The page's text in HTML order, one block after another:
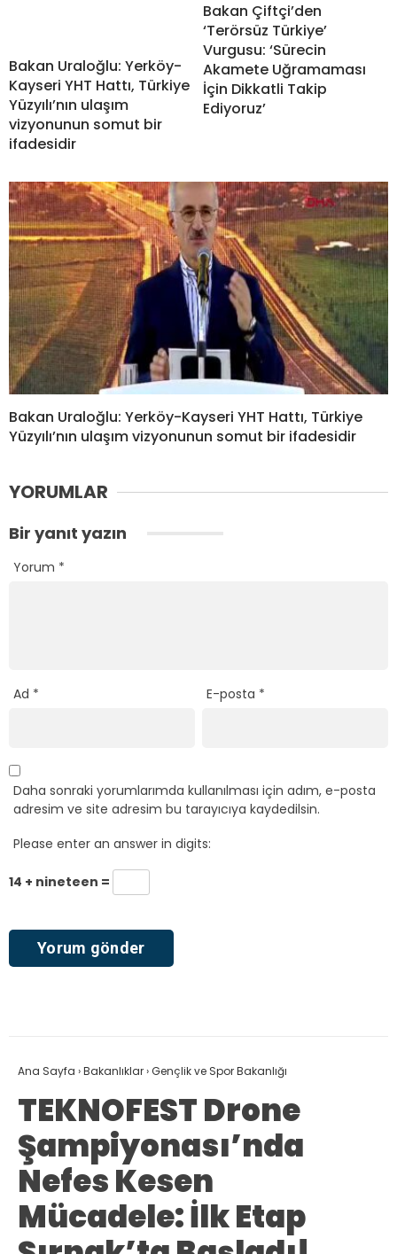
Bakan Uraloğlu: Yerköy-
Kayseri YHT Hattı, Türkiye
Yüzyılı’nın ulaşım
vizyonunun somut bir
ifadesidir
Bakan Çiftçi’den
‘Terörsüz Türkiye’
Vurgusu: ‘Sürecin
Akamete Uğramaması
İçin Dikkatli Takip
Ediyoruz’
Bakan Uraloğlu: Yerköy-Kayseri YHT Hattı, Türkiye
Yüzyılı’nın ulaşım vizyonunun somut bir ifadesidir
YORUMLAR
Bir yanıt yazın
Yorum *
Ad * E-posta *
Daha sonraki yorumlarımda kullanılması için adım, e-posta
adresim ve site adresim bu tarayıcıya kaydedilsin.
Please enter an answer in digits:
14 + nineteen =
Ana Sayfa ›Bakanlıklar›Gençlik ve Spor Bakanlığı
TEKNOFEST Drone
Şampiyonası’nda
Nefes Kesen
Mücadele: İlk Etap